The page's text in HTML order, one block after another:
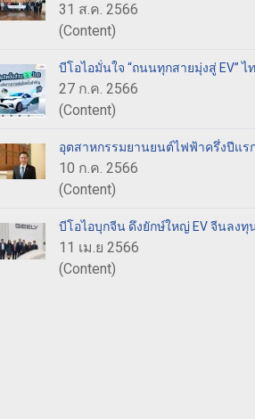
31 ส.ค. 2566
(Content)
บีโอไอมั่นใจ “ถนนทุกสายมุ่งสู่ EV”
27 ก.ค. 2566
(Content)
อุตสาหกรรมยานยนต์ไฟฟ้าครึ่งปีแร
10 ก.ค. 2566
(Content)
บีโอไอบุกจีน ดึงยักษ์ใหญ่ EV จีนลง
11 เม.ย 2566
(Content)